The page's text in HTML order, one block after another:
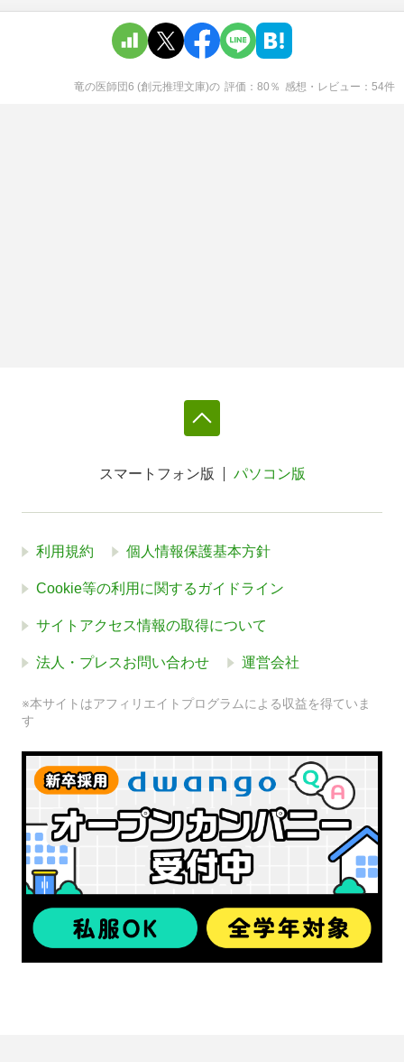
竜の医師団6 (創元推理文庫)の 評価 80 ％ 感想・レビュー 54件
スマートフォン版 パソコン版
利用規約 個人情報保護基本方針
Cookie等の利用に関するガイドライン
サイトアクセス情報の取得について
法人・プレスお問い合わせ 運営会社
※本サイトはアフィリエイトプログラムによる収益を得ていま
す